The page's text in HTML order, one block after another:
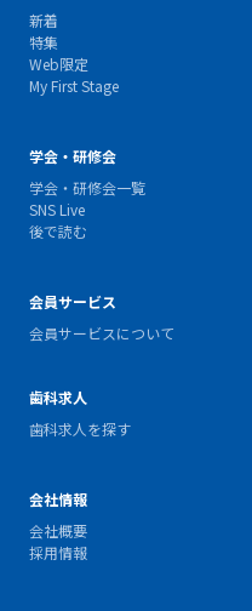
新着
特集
Web限定
My First Stage
学会・研修会
学会・研修会一覧
SNS Live
後で読む
会員サービス
会員サービスについて
歯科求人
歯科求人を探す
会社情報
会社概要
採用情報